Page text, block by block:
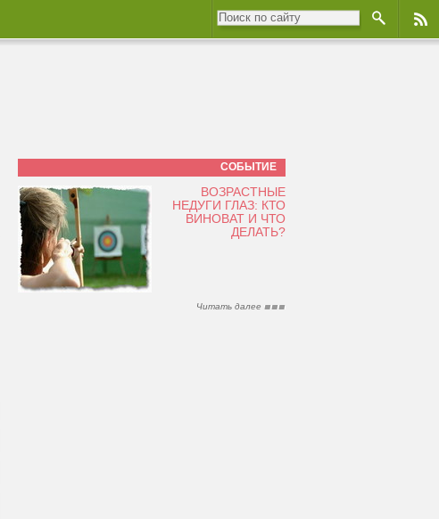
СОБЫТИЕ
ВОЗРАСТНЫЕ
НЕДУГИ ГЛАЗ: КТО
ВИНОВАТ И ЧТО
ДЕЛАТЬ?
Читать далее